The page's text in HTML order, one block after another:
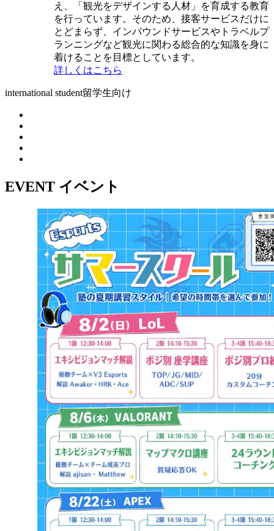
え、「観光をデザインする人材」を育成する教育
を行っています。そのため、接客サービスだけに
とどまらず、インバウンドサービスやトラベルプ
ランニングなど観光に関わる総合的な知識を身に
着けることを目標としています。
詳しくはこちら
international student留学生向け
EVENT イベント